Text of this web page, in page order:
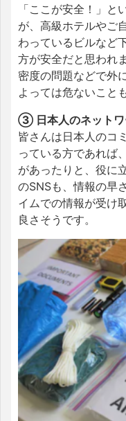
「ここが安全！」と
が、高級ホテルやご
わっているビルなど
方が安全だと思われ
密度の問題などで外
よっては危ないこと
③ 日本人のネットワ
皆さんは日本人のコ
っている方であれば
があったりと、役に
のSNSも、情報の早
イムでの情報が受け
良さそうです。